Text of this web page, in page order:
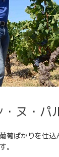
・パ
ばかりを仕込
。